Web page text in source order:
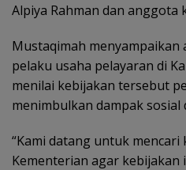
Alpiya Rahman dan anggota
Mustaqimah menyampaikan
pelaku usaha pelayaran di
menilai kebijakan tersebut
menimbulkan dampak sosial
“Kami datang untuk
Kementerian agar kebijakan